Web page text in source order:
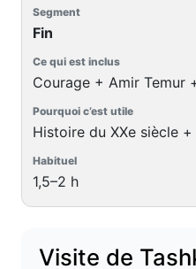
Fin
Courage + Amir Temur
Histoire du XXe siècle
1,5–2 h
Visite de